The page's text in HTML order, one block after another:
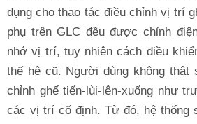
dụng cho thao tác điều chỉnh vị trí
phụ trên GLC đều được chỉnh
nhớ vị trí, tuy nhiên cách điều
thế hệ cũ. Người dùng không thật
chỉnh ghế tiến-lùi-lên-xuống như
các vị trí cố định. Từ đó, hệ thống